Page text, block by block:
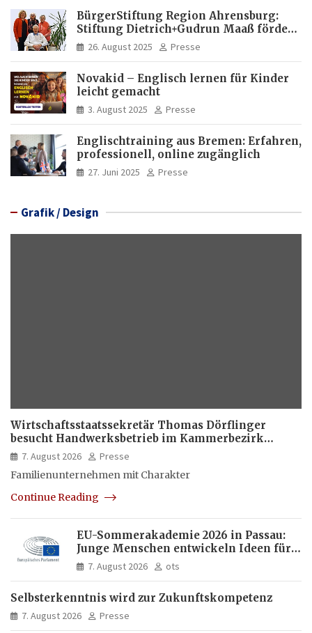
BürgerStiftung Region Ahrensburg:
Stiftung Dietrich+Gudrun Maaß fördert
Deutschkenntnisse von Frauen
26. August 2025 Presse
Novakid – Englisch lernen für Kinder
leicht gemacht
3. August 2025 Presse
Englischtraining aus Bremen: Erfahren,
professionell, online zugänglich
27. Juni 2025 Presse
Grafik / Design
Wirtschaftsstaatssekretär Thomas Dörflinger
besucht Handwerksbetrieb im Kammerbezirk
Freiburg
7. August 2026
Presse
Familienunternehmen mit Charakter
Continue Reading
EU-Sommerakademie 2026 in Passau:
Junge Menschen entwickeln Ideen für
Europas Zukunft
7. August 2026 ots
Selbsterkenntnis wird zur Zukunftskompetenz
7. August 2026 Presse